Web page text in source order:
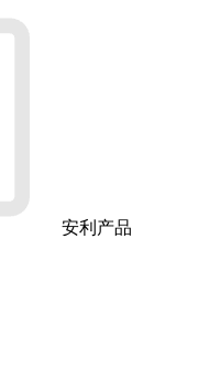
安利产品